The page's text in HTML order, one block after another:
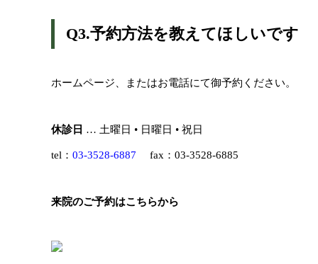
Q3.予約方法を教えてほしいです
ホームページ、またはお電話にて御予約ください。
休診日 … 土曜日 • 日曜日 • 祝日
tel： 03-3528-6887 fax：03-3528-6885
来院のご予約はこちらから